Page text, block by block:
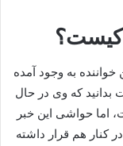
به وجود آمده
که وی در حال
اما حواشی این خبر
کنار هم قرار داشته